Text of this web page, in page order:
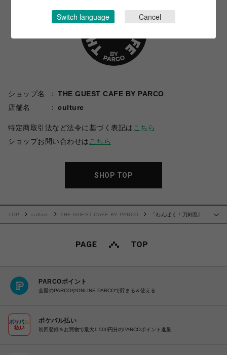
ショップ名
THE GUEST CAFE BY PARCO
店舗名
culture
特定商取引法など法令に基づく表記は こちら
ショップお問い合わせは こちら
SHOP TOP
TOP culture THE GUEST CAFE BY PARCO
「わんぱく！刀剣乱舞
PARCOポイント
全国のPARCOやONLINE PARCOで貯まる＆使える
ポケパル払い
初回登録＆お買物で最大1,500円分のPARCOポイント進呈
Switch language Cancel